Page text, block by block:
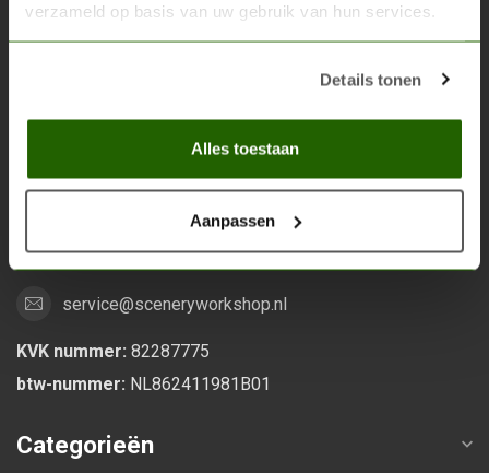
verzameld op basis van uw gebruik van hun services.
Details tonen
Alles toestaan
Aanpassen
Scenery Workshop BV
Alles voor je miniature wargaming en scenery
6533 KK Nijmegen
Nederland
service@sceneryworkshop.nl
KVK nummer: 82287775
btw-nummer: NL862411981B01
Categorieën